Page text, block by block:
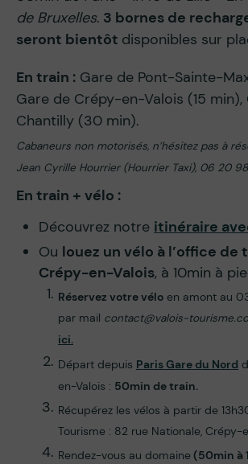
de Bruxelles. 3 bornes de
seront bientôt disponibles sur
En train : Gare de Pont-Sainte-
Gare de Crépy-en-Valois (15 min),
Chantilly (30 min).
Cabaneurs non motorisés, n’hésitez pas à
Jean Cyrille Hourrier (Hourrier Taxi), 06 20
En train + vélo :
Découvrez notre itinéraire
Ou louez un vélo à l’office de
Crépy-en-Valois, à 10min à
Réservez votre vélo en amont au
par mail contact@valois-
ici.
Départ depuis Paris Gare du Nord
en-Valois : 50min de train.
Récupérez les vélos à partir de
Tourisme : 82 rue Nationale, Crépy-
Rendez-vous au domaine(50min à